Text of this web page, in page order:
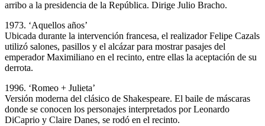
arribo a la presidencia de la República. Dirige Julio Bracho.
1973. ‘Aquellos años’
Ubicada durante la intervención francesa, el realizador Felipe Cazals
utilizó salones, pasillos y el alcázar para mostrar pasajes del
emperador Maximiliano en el recinto, entre ellas la aceptación de su
derrota.
1996. ‘Romeo + Julieta’
Versión moderna del clásico de Shakespeare. El baile de máscaras
donde se conocen los personajes interpretados por Leonardo
DiCaprio y Claire Danes, se rodó en el recinto.